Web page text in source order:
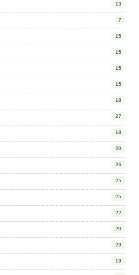
13
7
15
15
15
15
18
27
18
20
26
25
25
22
20
29
19